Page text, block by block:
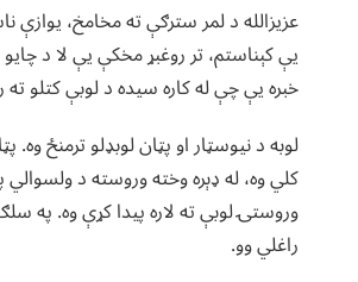
عزیزالله د لمر سترګې ته مخامخ،
یې کېناستم، تر روغبړ مخکې يې لا د چایو
خبره یې چې له کاره سیده د لوبې کتلو ته
لوبه د نیوسټار او پټان لوبډلو ترمنځ وه.
کلي وه، له ډېره وخته وروسته د
وروستۍ لوبې ته لاره پیدا کړې وه. په
راغلي وو.